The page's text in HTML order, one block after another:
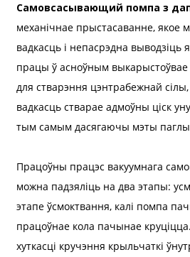
Самовсасывающий помпа з
механічнае прыстасаванне, якое
вадкасць і непасрэдна
працы ў асноўным выкарыстоўвае
для стварэння цэнтрабежнай сілы,
вадкасць стварае адмоўны ціск
тым самым дасягаючы мэты
Працоўны працэс вакуумнага
можна падзяліць на два этапы:
этапе ўсмоктвання, калі помпа
працоўнае кола пачынае
хуткасці кручэння крыльчаткі